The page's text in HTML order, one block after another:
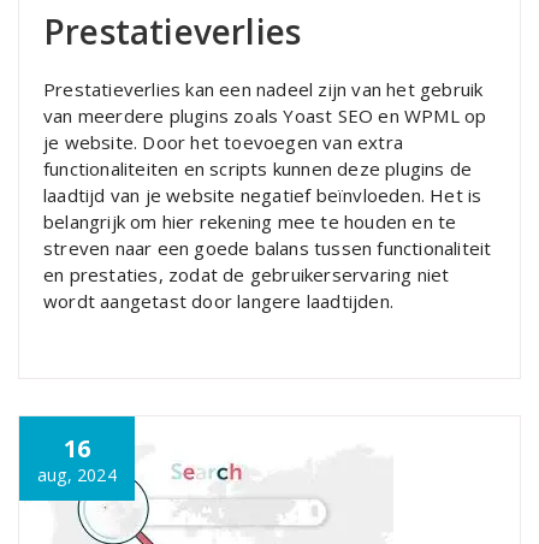
Prestatieverlies
Prestatieverlies kan een nadeel zijn van het gebruik
van meerdere plugins zoals Yoast SEO en WPML op
je website. Door het toevoegen van extra
functionaliteiten en scripts kunnen deze plugins de
laadtijd van je website negatief beïnvloeden. Het is
belangrijk om hier rekening mee te houden en te
streven naar een goede balans tussen functionaliteit
en prestaties, zodat de gebruikerservaring niet
wordt aangetast door langere laadtijden.
16
aug, 2024